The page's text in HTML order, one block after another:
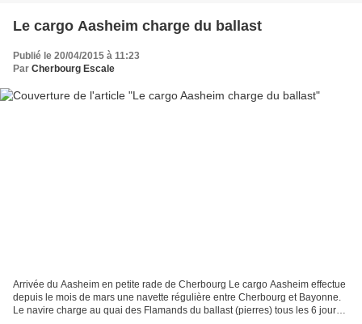
Le cargo Aasheim charge du ballast
Publié le 20/04/2015 à 11:23
Par Cherbourg Escale
Arrivée du Aasheim en petite rade de Cherbourg Le cargo Aasheim effectue
depuis le mois de mars une navette régulière entre Cherbourg et Bayonne.
Le navire charge au quai des Flamands du ballast (pierres) tous les 6 jours